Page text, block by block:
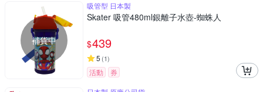
補貨中
吸管型 日本製
Skater 吸管480ml銀離子水壺-蜘蛛人
$439
5 (1)
活動 券